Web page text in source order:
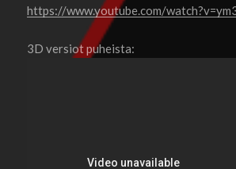
https://www.youtube.com/
3D versiot puheista: